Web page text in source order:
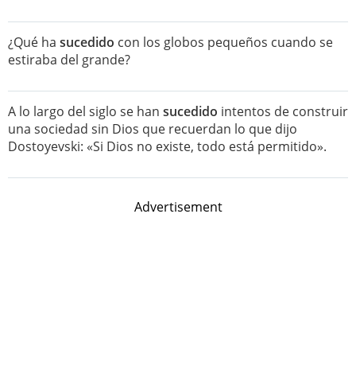
¿Qué ha sucedido con los globos pequeños cuando se
estiraba del grande?
A lo largo del siglo se han sucedido intentos de construir
una sociedad sin Dios que recuerdan lo que dijo
Dostoyevski: «Si Dios no existe, todo está permitido».
Advertisement